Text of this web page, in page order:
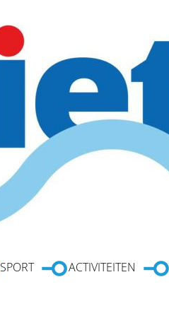
SPORT ACTIVITEITEN